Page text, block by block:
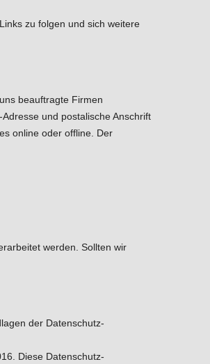
zu folgen und sich weitere
beauftragte Firmen
und postalische Anschrift
online oder offline. Der
werden. Sollten wir
der Datenschutz-
Diese Datenschutz-